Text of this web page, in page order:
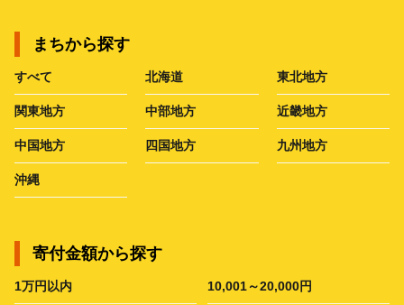
まちから探す
すべて 北海道 東北地方
関東地方 中部地方 近畿地方
中国地方 四国地方 九州地方
沖縄
寄付金額から探す
1万円以内 10,001～20,000円